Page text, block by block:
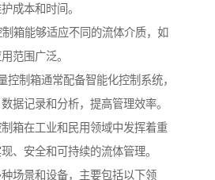
成本和时间。
箱能够适应不同的流体介质，如
范围广泛。
控制箱通常配备智能化控制系统，
据记录和分析，提高管理效率。
箱在工业和民用领域中发挥着重
、安全和可持续的流体管理。
场景和设备，主要包括以下领